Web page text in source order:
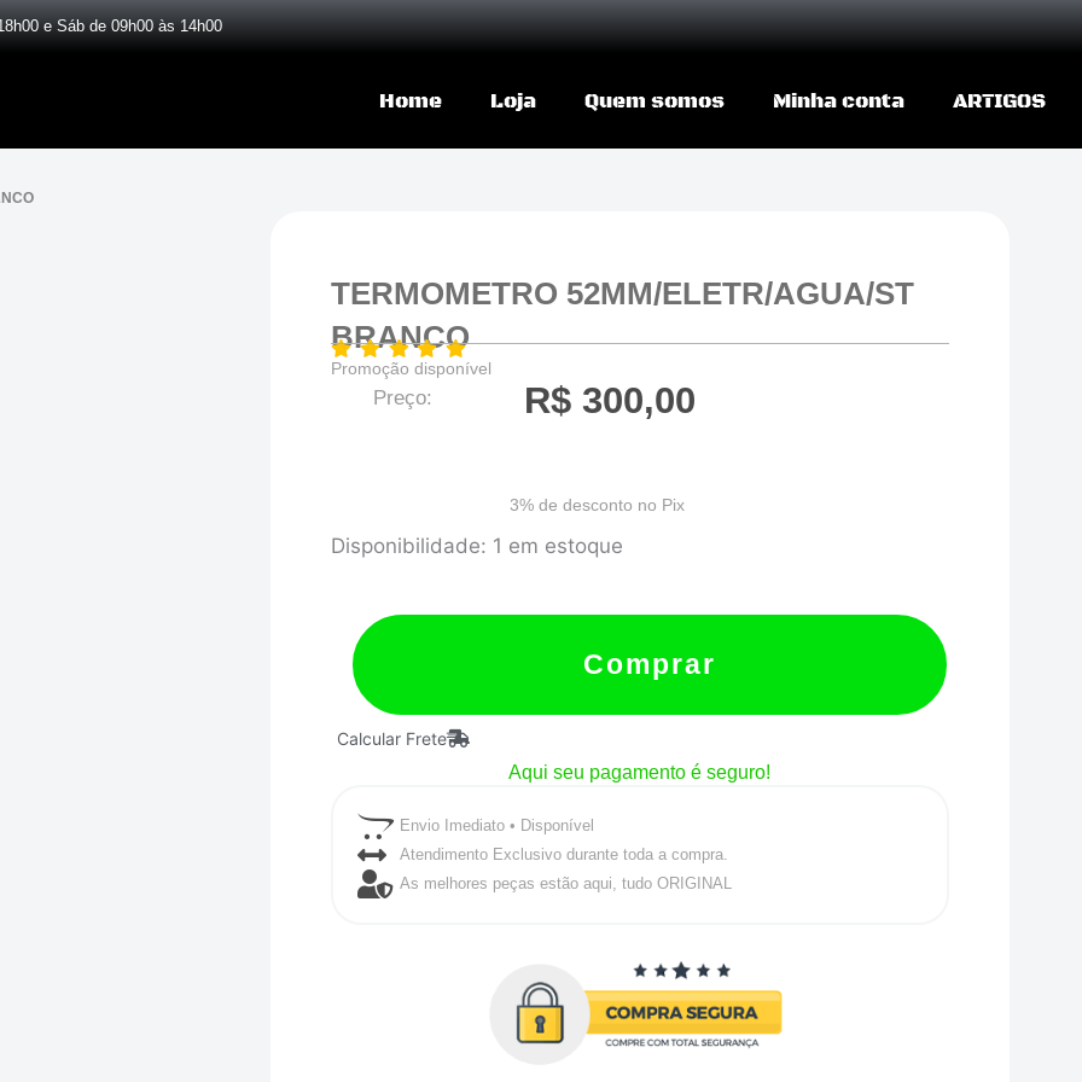
e Sáb de 09h00 às 14h00
Home Loja Quem somos Minha conta ARTIGOS
TERMOMETRO 52MM/ELETR/AGUA/ST
BRANCO
Promoção disponível
Preço: R$ 300,00
3% de desconto no Pix
Disponibilidade: 1 em estoque
TERMOMETRO
BRANCO
quantidade
Comprar
Calcular Frete
Aqui seu pagamento é seguro!
Envio Imediato • Disponível
Atendimento Exclusivo durante toda a compra.
As melhores peças estão aqui, tudo ORIGINAL